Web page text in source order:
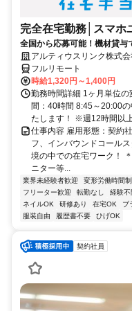
完全在宅勤務│スマホ
全国から応募可能！機材貸
アルティウスリンク株式会
フルリモート
時給1,320円～1,400円
勤務時間詳細 1ヶ月単位
間：40時間 8:45～20:00
たします！ ※週12時間以
仕事内容 雇用形態：契約
フ、インバウンドコール
境の中での在宅ワーク！
ニター等...
業界未経験者歓迎 変形労働時間制
フリーター歓迎
転勤なし 経験不
ネイルOK
研修あり 在宅OK ブ
服装自由
履歴書不要 ひげOK
契約社員